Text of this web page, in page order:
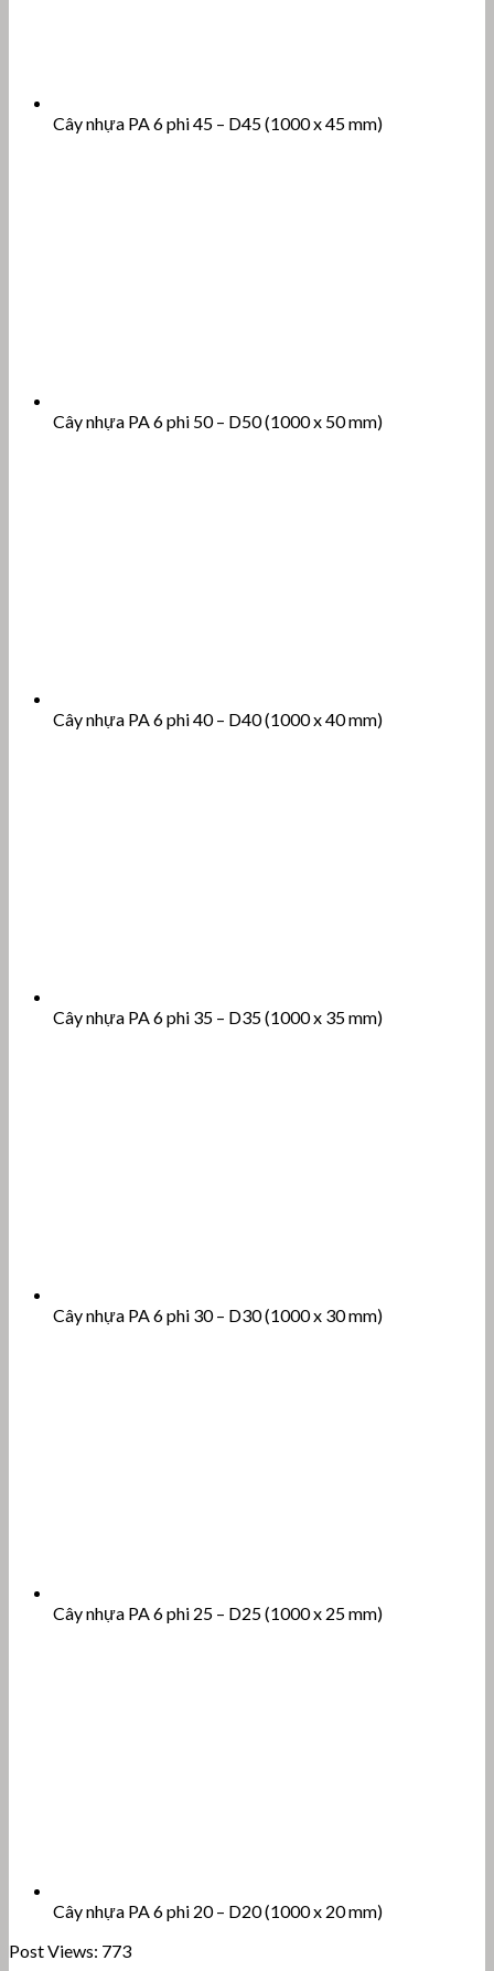
Cây nhựa PA 6 phi 45 – D45 (1000 x 45 mm)
Cây nhựa PA 6 phi 50 – D50 (1000 x 50 mm)
Cây nhựa PA 6 phi 40 – D40 (1000 x 40 mm)
Cây nhựa PA 6 phi 35 – D35 (1000 x 35 mm)
Cây nhựa PA 6 phi 30 – D30 (1000 x 30 mm)
Cây nhựa PA 6 phi 25 – D25 (1000 x 25 mm)
Cây nhựa PA 6 phi 20 – D20 (1000 x 20 mm)
Post Views: 773